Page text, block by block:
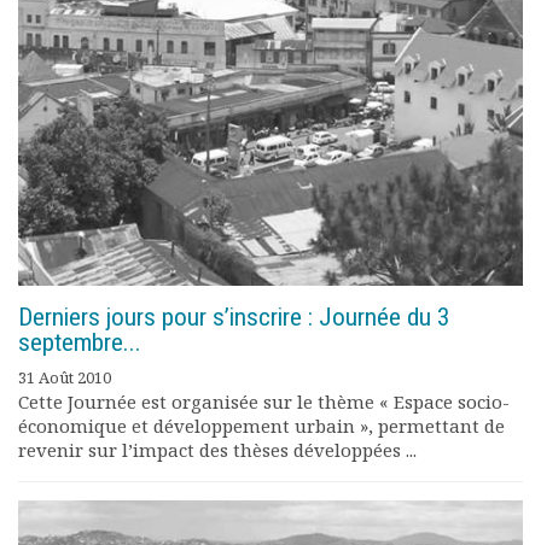
Derniers jours pour s’inscrire : Journée du 3
septembre...
31 Août 2010
Cette Journée est organisée sur le thème « Espace socio-
économique et développement urbain », permettant de
revenir sur l’impact des thèses développées ...